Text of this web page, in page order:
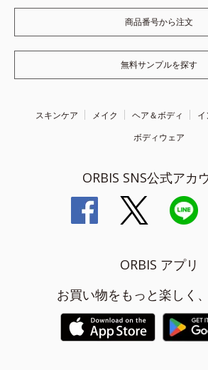
商品番号から注文
無料サンプルを探す
スキンケア メイク ヘア＆ボディ
イ
ボディウェア
ORBIS SNS公式アカ
ORBIS アプリ
お買い物をもっと楽しく